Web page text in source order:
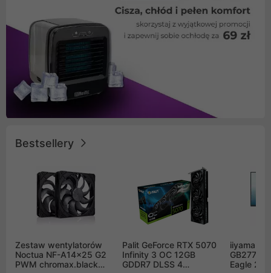
Bestsellery
Zestaw wentylatorów
Noctua NF-A14x25 G2
PWM chromax.black
Palit GeForce RTX 5070
Infinity 3 OC 12GB
GDDR7 DLSS 4
iiyama G-
Eagle 27"